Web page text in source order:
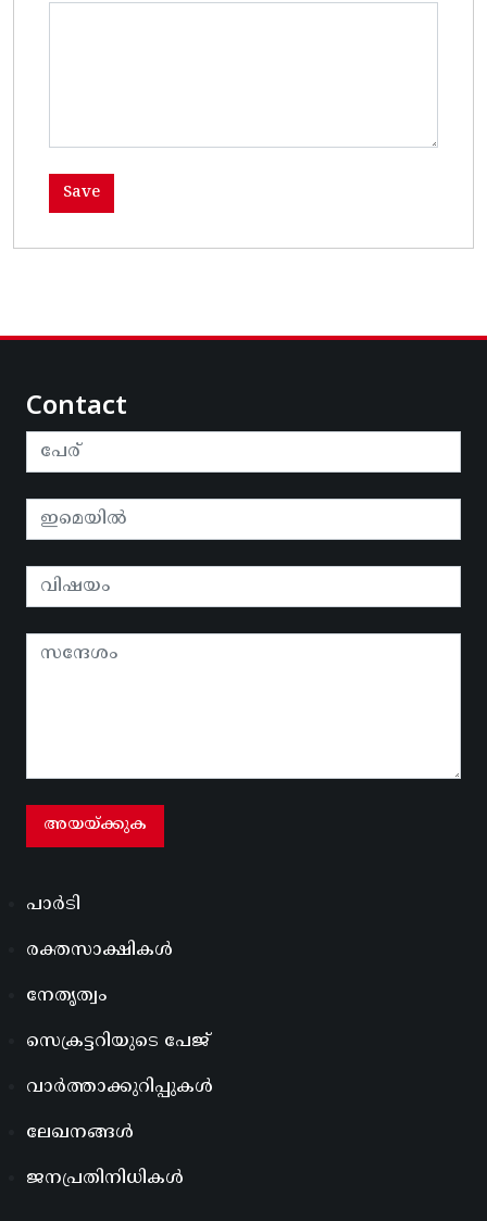
Contact
പാർടി
രക്തസാക്ഷികൾ
നേതൃത്വം
സെക്രട്ടറിയുടെ പേജ്
വാർത്താക്കുറിപ്പുകൾ
ലേഖനങ്ങൾ
ജനപ്രതിനിധികൾ